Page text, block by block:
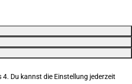
4. Du kannst die Einstellung jederzeit